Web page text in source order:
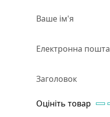
Ваше ім'я
Електронна пошта
Заголовок
Оцініть товар